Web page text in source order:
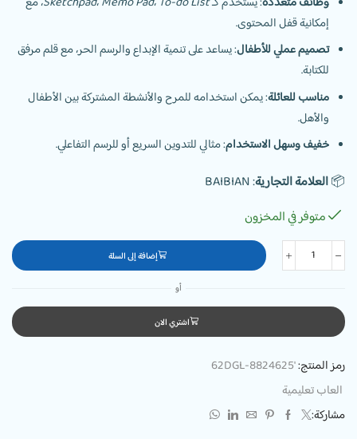
إمكانية قفل المحتوى.
تصميم عملي للأطفال: يساعد على تنمية الإبداع والرسم الحر، مع قلم مرفق
للكتابة.
مناسب للعائلة: يمكن استخدامه للمرح والأنشطة المشتركة بين الأطفال
والأهل.
خفيف وسهل الاستخدام: مثالي للتدوين السريع أو للرسم التفاعلي.
📦العلامة التجارية: BAIBIAN
متوفر في المخزون
إضافة إلى السلة
أو
اشتري الان
رمز المنتج:'62DGL-8824625
العاب تعليمية
مشاركة: